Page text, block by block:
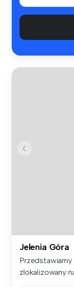
Jelenia Góra
zlokalizowany